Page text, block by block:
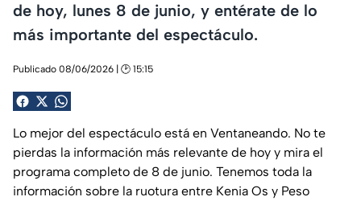
de hoy, lunes 8 de junio, y entérate de lo
más importante del espectáculo.
Publicado 08/06/2026 | 🕑 15:15
Lo mejor del espectáculo está en Ventaneando. No te
pierdas la información más relevante de hoy y mira el
programa completo de 8 de junio. Tenemos toda la
información sobre la ruotura entre Kenia Os y Peso